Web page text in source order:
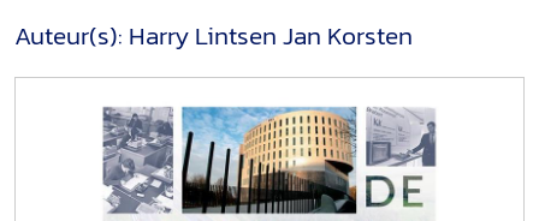
Auteur(s): Harry LintsenJan Korsten